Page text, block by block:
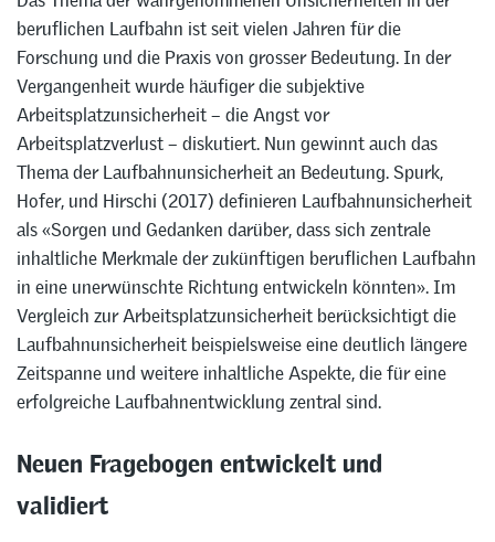
beruflichen Laufbahn ist seit vielen Jahren für die
Forschung und die Praxis von grosser Bedeutung. In der
Vergangenheit wurde häufiger die subjektive
Arbeitsplatzunsicherheit – die Angst vor
Arbeitsplatzverlust – diskutiert. Nun gewinnt auch das
Thema der Laufbahnunsicherheit an Bedeutung. Spurk,
Hofer, und Hirschi (2017) definieren Laufbahnunsicherheit
als «Sorgen und Gedanken darüber, dass sich zentrale
inhaltliche Merkmale der zukünftigen beruflichen Laufbahn
in eine unerwünschte Richtung entwickeln könnten». Im
Vergleich zur Arbeitsplatzunsicherheit berücksichtigt die
Laufbahnunsicherheit beispielsweise eine deutlich längere
Zeitspanne und weitere inhaltliche Aspekte, die für eine
erfolgreiche Laufbahnentwicklung zentral sind.
Neuen Fragebogen entwickelt und
validiert